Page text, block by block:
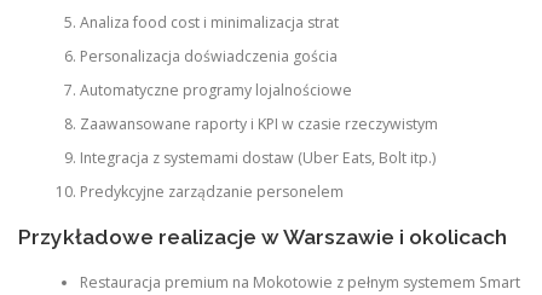
Analiza food cost i minimalizacja strat
Personalizacja doświadczenia gościa
Automatyczne programy lojalnościowe
Zaawansowane raporty i KPI w czasie rzeczywistym
Integracja z systemami dostaw (Uber Eats, Bolt itp.)
Predykcyjne zarządzanie personelem
Przykładowe realizacje w Warszawie i okolicach
Restauracja premium na Mokotowie z pełnym systemem Smart